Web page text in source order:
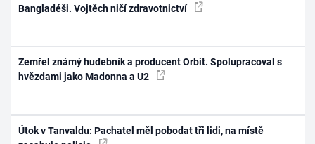
Bangladéši. Vojtěch ničí zdravotnictví
Zemřel známý hudebník a producent Orbit. Spolupracoval s
hvězdami jako Madonna a U2
Útok v Tanvaldu: Pachatel měl pobodat tři lidi, na místě